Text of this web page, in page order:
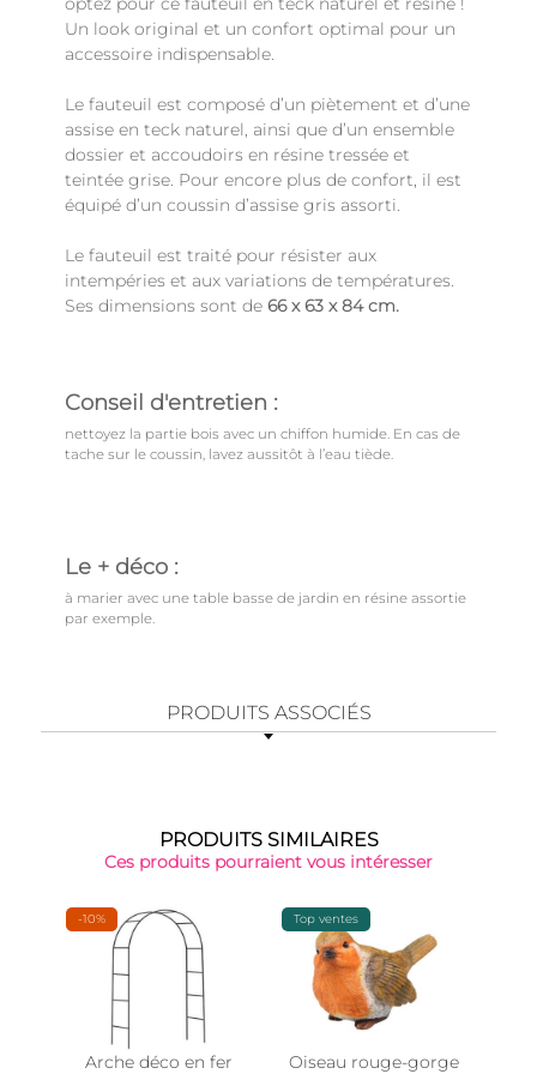
Un look original et un confort optimal pour un
accessoire indispensable.
Le fauteuil est composé d’un piètement et d’une
assise en teck naturel, ainsi que d’un ensemble
dossier et accoudoirs en résine tressée et
teintée grise. Pour encore plus de confort, il est
équipé d’un coussin d’assise gris assorti.
Le fauteuil est traité pour résister aux
intempéries et aux variations de températures.
Ses dimensions sont de 66 x 63 x 84 cm.
Conseil d'entretien :
nettoyez la partie bois avec un chiffon humide. En cas de
tache sur le coussin, lavez aussitôt à l’eau tiède.
Le + déco :
à marier avec une table basse de jardin en résine assortie
par exemple.
PRODUITS ASSOCIÉS
PRODUITS SIMILAIRES
Ces produits pourraient vous intéresser
-10%
Arche déco en fer
Top ventes
Oiseau rouge-gorge